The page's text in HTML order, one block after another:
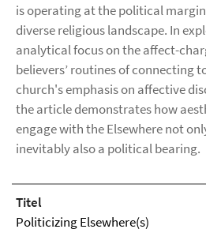
is operating at the political
diverse religious landscape. In
analytical focus on the affect-
believers’ routines of connecting
church's emphasis on affective
the article demonstrates how
engage with the Elsewhere not
inevitably also a political bearing.
Titel
Politicizing Elsewhere(s)